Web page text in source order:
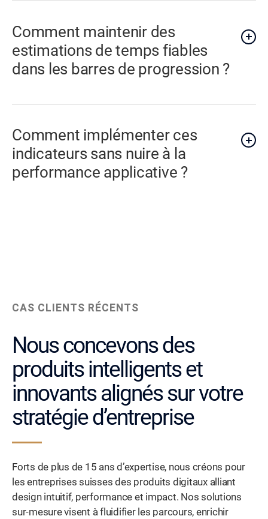
Comment maintenir des
estimations de temps fiables
dans les barres de progression ?
Comment implémenter ces
indicateurs sans nuire à la
performance applicative ?
CAS CLIENTS RÉCENTS
Nous concevons des
produits intelligents et
innovants alignés sur votre
stratégie d’entreprise
Forts de plus de 15 ans d’expertise, nous créons pour
les entreprises suisses des produits digitaux alliant
design intuitif, performance et impact. Nos solutions
sur-mesure visent à fluidifier les parcours, enrichir